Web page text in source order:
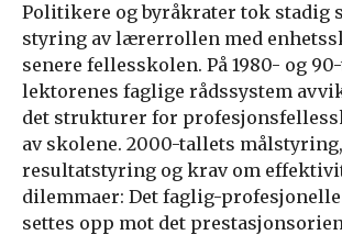
Politikere og byråkrater tok stadig
styring av lærerrollen med
senere fellesskolen. På 1980- og
lektorenes faglige rådssystem
det strukturer for
av skolene. 2000-tallets målstyring,
resultatstyring og krav om
dilemmaer: Det faglig-
settes opp mot det